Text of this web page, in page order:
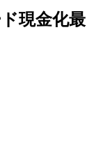
現金化最